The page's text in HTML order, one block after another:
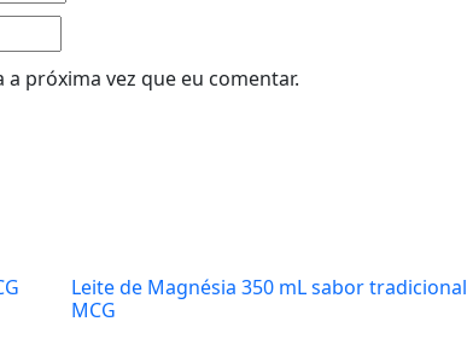
próxima vez que eu comentar.
Leite de Magnésia 350 mL sabor tradicional
MCG